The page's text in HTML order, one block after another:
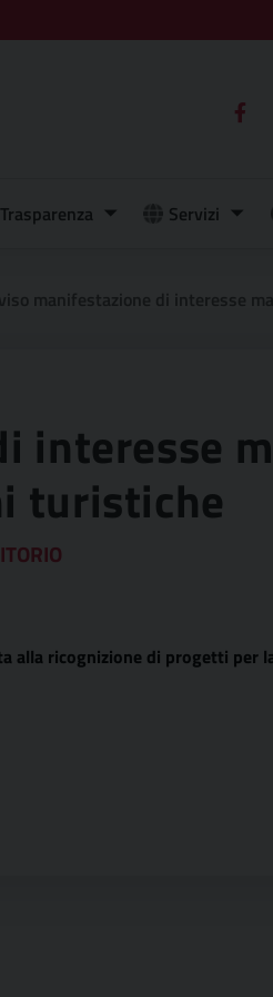
Trasparenza Servizi
interesse
turistiche
ricognizione di progetti per